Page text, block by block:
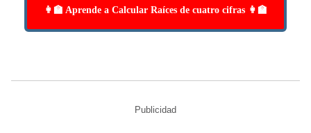
👩‍🏫 Aprende a Calcular Raíces de cuatro cifras 👩‍🏫
Publicidad